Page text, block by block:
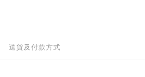
送貨及付款方式